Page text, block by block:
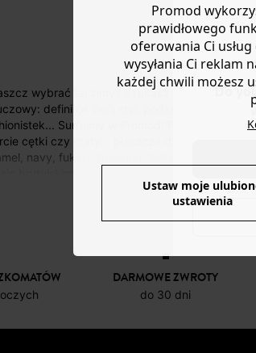
Do
definiuje Twój styl, podkreśla
Surfujmy w Promod! Płótno, nylon,
cętki czy kraty... płaszcze damskie chcą
navy, fukcja, burgund, żółty lub
się brytyjskim szykiem, z parasolką lub bez,
Inni wiążą
DARMOWE ZWROTY
do 30 dni
Promod
prawidłowego
oferowania Ci
wysyłania Ci reklam
każdej chwili możesz
Ustaw moje
ustawienia